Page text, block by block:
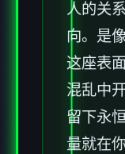
人的关
向。是
这座表
混乱中
留下永
量就在